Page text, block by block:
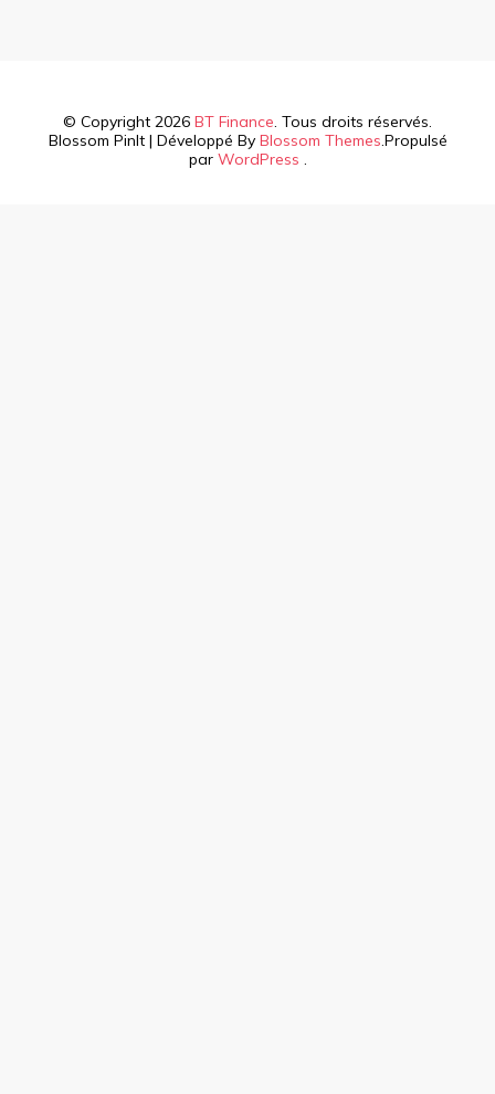
© Copyright 2026 BT Finance. Tous droits réservés.
Blossom PinIt | Développé By Blossom Themes.Propulsé
par WordPress .